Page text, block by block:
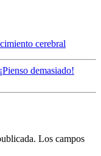
cerebral
¡Pienso demasiado!
Los campos